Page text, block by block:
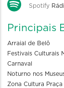
Spotify
Principais
Arraial de Belô
Festivais Culturais
Carnaval
Noturno nos
Zona Cultura